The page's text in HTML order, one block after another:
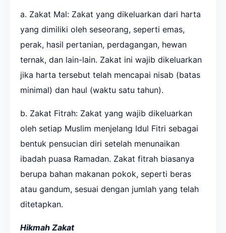
a. Zakat Mal: Zakat yang dikeluarkan dari harta
yang dimiliki oleh seseorang, seperti emas,
perak, hasil pertanian, perdagangan, hewan
ternak, dan lain-lain. Zakat ini wajib dikeluarkan
jika harta tersebut telah mencapai nisab (batas
minimal) dan haul (waktu satu tahun).
b. Zakat Fitrah: Zakat yang wajib dikeluarkan
oleh setiap Muslim menjelang Idul Fitri sebagai
bentuk pensucian diri setelah menunaikan
ibadah puasa Ramadan. Zakat fitrah biasanya
berupa bahan makanan pokok, seperti beras
atau gandum, sesuai dengan jumlah yang telah
ditetapkan.
Hikmah Zakat